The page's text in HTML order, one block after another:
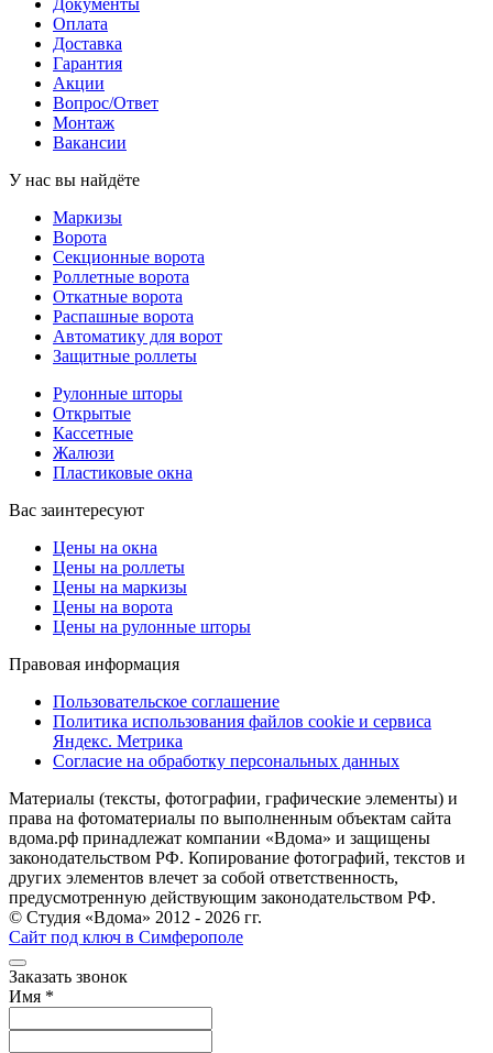
Документы
Оплата
Доставка
Гарантия
Акции
Вопрос/Ответ
Монтаж
Вакансии
У нас вы найдёте
Маркизы
Ворота
Секционные ворота
Роллетные ворота
Откатные ворота
Распашные ворота
Автоматику для ворот
Защитные роллеты
Рулонные шторы
Открытые
Кассетные
Жалюзи
Пластиковые окна
Вас заинтересуют
Цены на окна
Цены на роллеты
Цены на маркизы
Цены на ворота
Цены на рулонные шторы
Правовая информация
Пользовательское соглашение
Политика использования файлов cookie и сервиса
Яндекс. Метрика
Согласие на обработку персональных данных
Материалы (тексты, фотографии, графические элементы) и
права на фотоматериалы по выполненным объектам сайта
вдома.рф принадлежат компании «Вдома» и защищены
законодательством РФ. Копирование фотографий, текстов и
других элементов влечет за собой ответственность,
предусмотренную действующим законодательством РФ.
© Студия «Вдома» 2012 - 2026 гг.
Сайт под ключ в Симферополе
Заказать звонок
Имя *